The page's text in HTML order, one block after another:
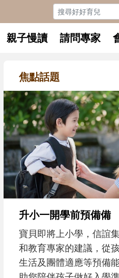
親子慢讀 請問專家
焦點話題
和孩子一起長大
懂父親的不同模樣
沒有人天生就擅長
在一次次「前所未
著孩子一起長大。
體遊戲，到獨立自
決問題的能力養成
同的模樣，參與孩
歷程。